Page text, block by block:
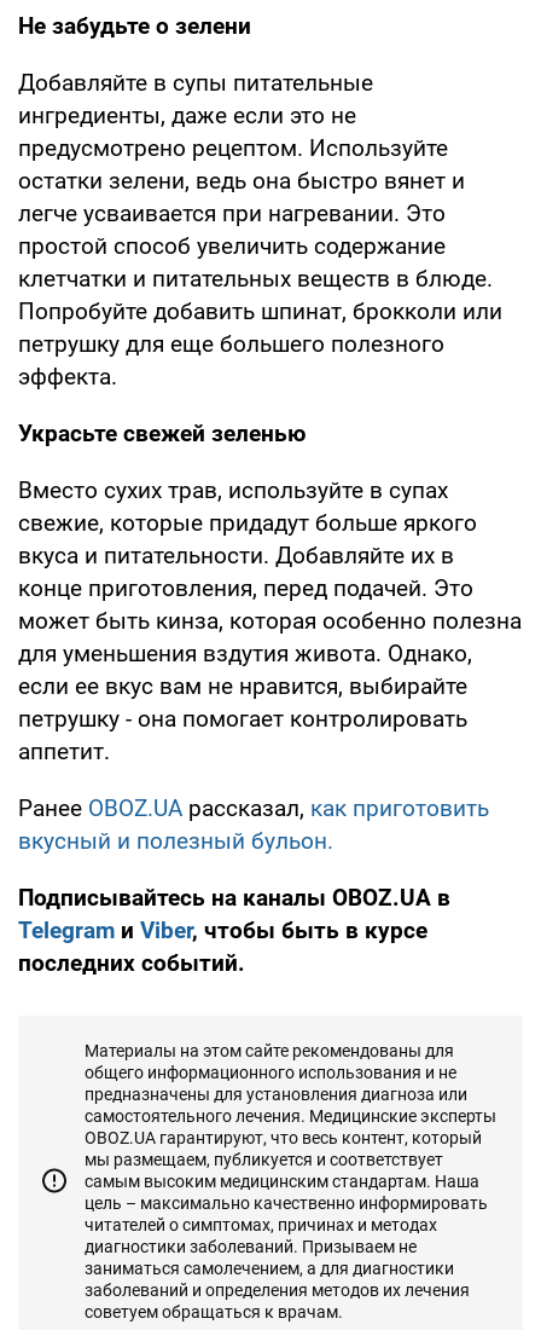
Не забудьте о зелени
Добавляйте в супы питательные
ингредиенты, даже если это не
предусмотрено рецептом. Используйте
остатки зелени, ведь она быстро вянет и
легче усваивается при нагревании. Это
простой способ увеличить содержание
клетчатки и питательных веществ в блюде.
Попробуйте добавить шпинат, брокколи или
петрушку для еще большего полезного
эффекта.
Украсьте свежей зеленью
Вместо сухих трав, используйте в супах
свежие, которые придадут больше яркого
вкуса и питательности. Добавляйте их в
конце приготовления, перед подачей. Это
может быть кинза, которая особенно полезна
для уменьшения вздутия живота. Однако,
если ее вкус вам не нравится, выбирайте
петрушку - она помогает контролировать
аппетит.
Ранее OBOZ.UA рассказал, как приготовить
вкусный и полезный бульон.
Подписывайтесь на каналы OBOZ.UA в
Telegram и Viber, чтобы быть в курсе
последних событий.
Материалы на этом сайте рекомендованы для
общего информационного использования и не
предназначены для установления диагноза или
самостоятельного лечения. Медицинские эксперты
OBOZ.UA гарантируют, что весь контент, который
мы размещаем, публикуется и соответствует
самым высоким медицинским стандартам. Наша
цель – максимально качественно информировать
читателей о симптомах, причинах и методах
диагностики заболеваний. Призываем не
заниматься самолечением, а для диагностики
заболеваний и определения методов их лечения
советуем обращаться к врачам.